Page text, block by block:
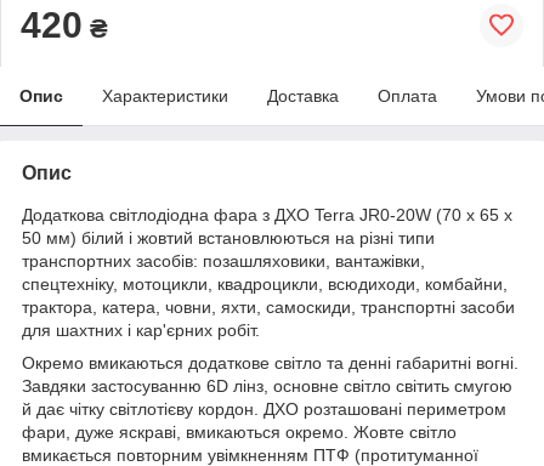
420 ₴
Опис Характеристики Доставка Оплата Умови
Опис
Додаткова світлодіодна фара з ДХО Terra JR0-20W (70 x 65 х
50 мм) білий і жовтий встановлюються на різні типи
транспортних засобів: позашляховики, вантажівки,
спецтехніку, мотоцикли, квадроцикли, всюдиходи, комбайни,
трактора, катера, човни, яхти, самоскиди, транспортні засоби
для шахтних і кар'єрних робіт.
Окремо вмикаються додаткове світло та денні габаритні вогні.
Завдяки застосуванню 6D лінз, основне світло світить смугою
й дає чітку світлотієву кордон. ДХО розташовані периметром
фари, дуже яскраві, вмикаються окремо. Жовте світло
вмикається повторним увімкненням ПТФ (протитуманної